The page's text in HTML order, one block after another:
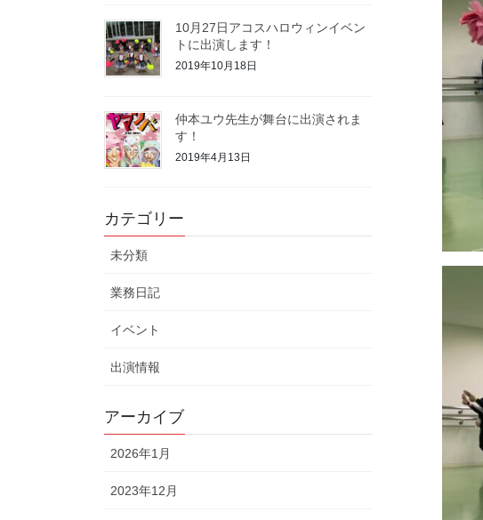
10月27日アコスハロウィンイベン
トに出演します！
2019年10月18日
仲本ユウ先生が舞台に出演されま
す！
2019年4月13日
カテゴリー
未分類
業務日記
イベント
出演情報
アーカイブ
2026年1月
2023年12月